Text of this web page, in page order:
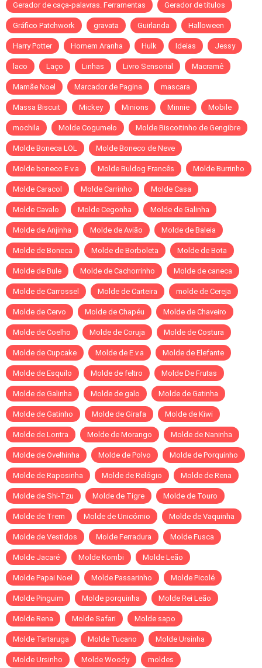
Gerador de caça-palavras. Ferramentas Gerador de títulos
Gráfico Patchwork gravata Guirlanda Halloween
Harry Potter Homem Aranha Hulk Ideias Jessy
laco Laço Linhas Livro Sensorial Macramê
Mamãe Noel Marcador de Pagina mascara
Massa Biscuit Mickey Minions Minnie Mobile
mochila Molde Cogumelo Molde Biscoitinho de Gengibre
Molde Boneca LOL Molde Boneco de Neve
Molde boneco E.v.a Molde Buldog Francês Molde Burrinho
Molde Caracol Molde Carrinho Molde Casa
Molde Cavalo Molde Cegonha Molde de Galinha
Molde de Anjinha Molde de Avião Molde de Baleia
Molde de Boneca Molde de Borboleta Molde de Bota
Molde de Bule Molde de Cachorrinho Molde de caneca
Molde de Carrossel Molde de Carteira molde de Cereja
Molde de Cervo Molde de Chapéu Molde de Chaveiro
Molde de Coelho Molde de Coruja Molde de Costura
Molde de Cupcake Molde de E.v.a Molde de Elefante
Molde de Esquilo Molde de feltro Molde De Frutas
Molde de Galinha Molde de galo Molde de Gatinha
Molde de Gatinho Molde de Girafa Molde de Kiwi
Molde de Lontra Molde de Morango Molde de Naninha
Molde de Ovelhinha Molde de Polvo Molde de Porquinho
Molde de Raposinha Molde de Relógio Molde de Rena
Molde de Shi-Tzu Molde de Tigre Molde de Touro
Molde de Trem Molde de Unicórnio Molde de Vaquinha
Molde de Vestidos Molde Ferradura Molde Fusca
Molde Jacaré Molde Kombi Molde Leão
Molde Papai Noel Molde Passarinho Molde Picolé
Molde Pinguim Molde porquinha Molde Rei Leão
Molde Rena Molde Safari Molde sapo
Molde Tartaruga Molde Tucano Molde Ursinha
Molde Ursinho Molde Woody moldes